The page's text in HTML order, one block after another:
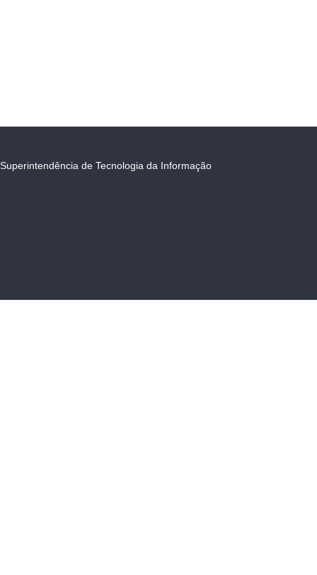
Superintendência de Tecnologia da Informação